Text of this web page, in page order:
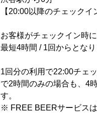
【20:00以降のチェックイ
お客様がチェックイン時
最短4時間 / 1回からとなり
1回分の利用で22:00チェ
で2時間のみの場合も、4
す。
※ FREE BEERサービスは